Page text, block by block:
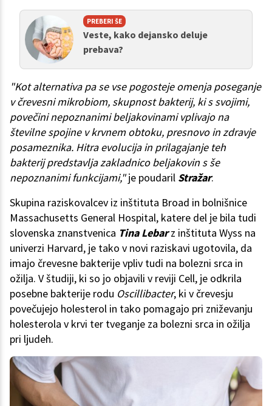
PREBERI ŠE
Veste, kako dejansko deluje
prebava?
"Kot alternativa pa se vse pogosteje omenja poseganje
v črevesni mikrobiom, skupnost bakterij, ki s svojimi,
povečini nepoznanimi beljakovinami vplivajo na
številne spojine v krvnem obtoku, presnovo in zdravje
posameznika. Hitra evolucija in prilagajanje teh
bakterij predstavlja zakladnico beljakovin s še
nepoznanimi funkcijami,"je poudaril Stražar.
Skupina raziskovalcev iz inštituta Broad in bolnišnice
Massachusetts General Hospital, katere del je bila tudi
slovenska znanstvenica Tina Lebarz inštituta Wyss na
univerzi Harvard, je tako v novi raziskavi ugotovila, da
imajo črevesne bakterije vpliv tudi na bolezni srca in
ožilja. V študiji, ki so jo objavili v reviji Cell, je odkrila
posebne bakterije rodu Oscillibacter, ki v črevesju
povečujejo holesterol in tako pomagajo pri zniževanju
holesterola v krvi ter tveganje za bolezni srca in ožilja
pri ljudeh.